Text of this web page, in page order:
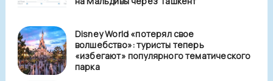
Disney World «потерял свое
волшебство»: туристы теперь
«избегают» популярного тематического
парка